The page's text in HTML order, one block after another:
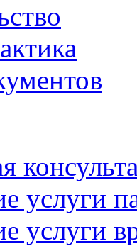
услуги
услуги